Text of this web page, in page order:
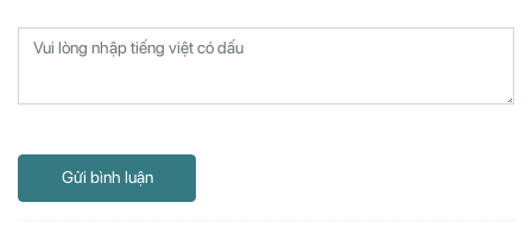
Gửi bình luận